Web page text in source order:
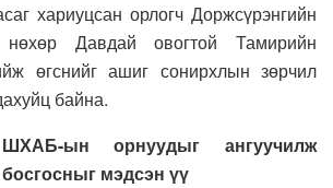
хариуцсан орлогч Доржсүрэнгийн
нөхөр Давдай овогтой Тамирийн
өгснийг ашиг сонирхлын зөрчил
байна.
ын орнуудыг ангуучилж
мэдсэн үү